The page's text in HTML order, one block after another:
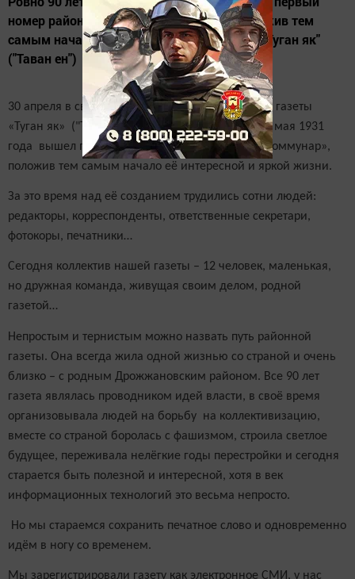
номер районной газеты «Коммунар», положив тем
самым начало интересной и яркой жизни "Туган як"
("Таван ен")
30 апреля в свет вышел 9425-й номер районной газеты
«Туган як» ("Таван ен"). А ровно 90 лет назад 1 мая 1931
года вышел первый номер районной газеты «Коммунар»,
положив тем самым начало её интересной и яркой жизни.
За это время над её созданием трудились сотни людей:
редакторы, корреспонденты, ответственные секретари,
фотокоры, печатники…
Сегодня коллектив нашей газеты – 12 человек, маленькая,
но дружная команда, живущая своим делом, родной
газетой…
Непростым и тернистым можно назвать путь районной
газеты. Она всегда жила одной жизнью со страной и очень
близко – с родным Дрожжановским районом. Все 90 лет
газета являлась проводником идей власти, в своё время
организовывала людей на борьбу на коллективизацию,
вместе со страной боролась с фашизмом, строила светлое
будущее, переживала нелёгкие годы перестройки и сегодня
старается быть полезной и интересной, хотя в век
информационных технологий это весьма непросто.
Но мы стараемся сохранить печатное слово и одновременно
идём в ногу со временем.
Мы зарегистрировали газету как электронное СМИ, у нас